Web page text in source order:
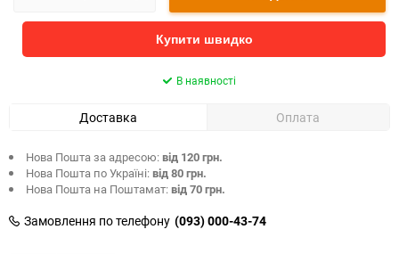
Купити швидко
В наявності
Доставка Оплата
Нова Пошта за адресою:від 120 грн.
Нова Пошта по Україні:від 80 грн.
Нова Пошта на Поштамат:від 70 грн.
Замовлення по телефону (093) 000-43-74